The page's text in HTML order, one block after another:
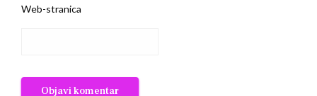
Web-stranica